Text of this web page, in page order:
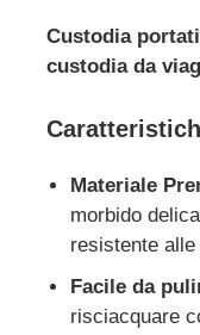
Contattaci
Notizie
Casi
Set di bottiglie
Custodia
custodia da
Materiale
morbido
resistente
Facile da
risciacquare